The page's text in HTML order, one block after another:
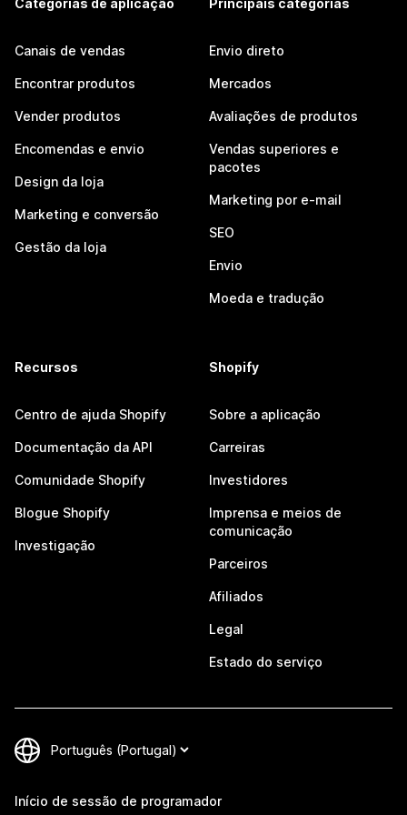
Categorias de aplicação
Canais de vendas
Encontrar produtos
Vender produtos
Encomendas e envio
Design da loja
Marketing e conversão
Gestão da loja
Principais categorias
Envio direto
Mercados
Avaliações de produtos
Vendas superiores e
pacotes
Marketing por e-mail
SEO
Envio
Moeda e tradução
Recursos
Centro de ajuda Shopify
Documentação da API
Comunidade Shopify
Blogue Shopify
Investigação
Shopify
Sobre a aplicação
Carreiras
Investidores
Imprensa e meios de
comunicação
Parceiros
Afiliados
Legal
Estado do serviço
Início de sessão de programador